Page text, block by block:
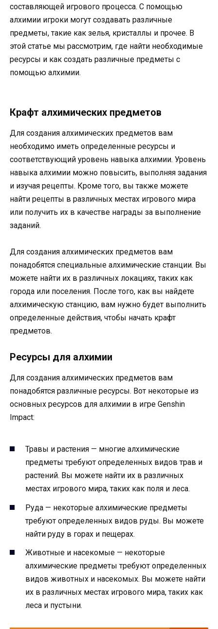
составляющей игрового процесса. С помощью
алхимии игроки могут создавать различные
предметы, такие как зелья, кристаллы и прочее. В
этой статье мы рассмотрим, где найти необходимые
ресурсы и как создать различные предметы с
помощью алхимии.
Крафт алхимических предметов
Для создания алхимических предметов вам
необходимо иметь определенные ресурсы и
соответствующий уровень навыка алхимии. Уровень
навыка алхимии можно повысить, выполняя задания
и изучая рецепты. Кроме того, вы также можете
найти рецепты в различных местах игрового мира
или получить их в качестве награды за выполнение
заданий.
Для создания алхимических предметов вам
понадобятся специальные алхимические станции. Вы
можете найти их в различных локациях, таких как
города или поселения. После того, как вы найдете
алхимическую станцию, вам нужно будет выполнить
определенные действия, чтобы начать крафт
предметов.
Ресурсы для алхимии
Для создания алхимических предметов вам
понадобятся различные ресурсы. Вот некоторые из
основных ресурсов для алхимии в игре Genshin
Impact:
Травы и растения — многие алхимические
предметы требуют определенных видов трав и
растений. Вы можете найти их в различных
местах игрового мира, таких как поля и леса.
Руда — некоторые алхимические предметы
требуют определенных видов руды. Вы можете
найти руду в горах и пещерах.
Животные и насекомые — некоторые
алхимические предметы требуют определенных
видов животных и насекомых. Вы можете найти
их в различных местах игрового мира, таких как
леса и пустыни.